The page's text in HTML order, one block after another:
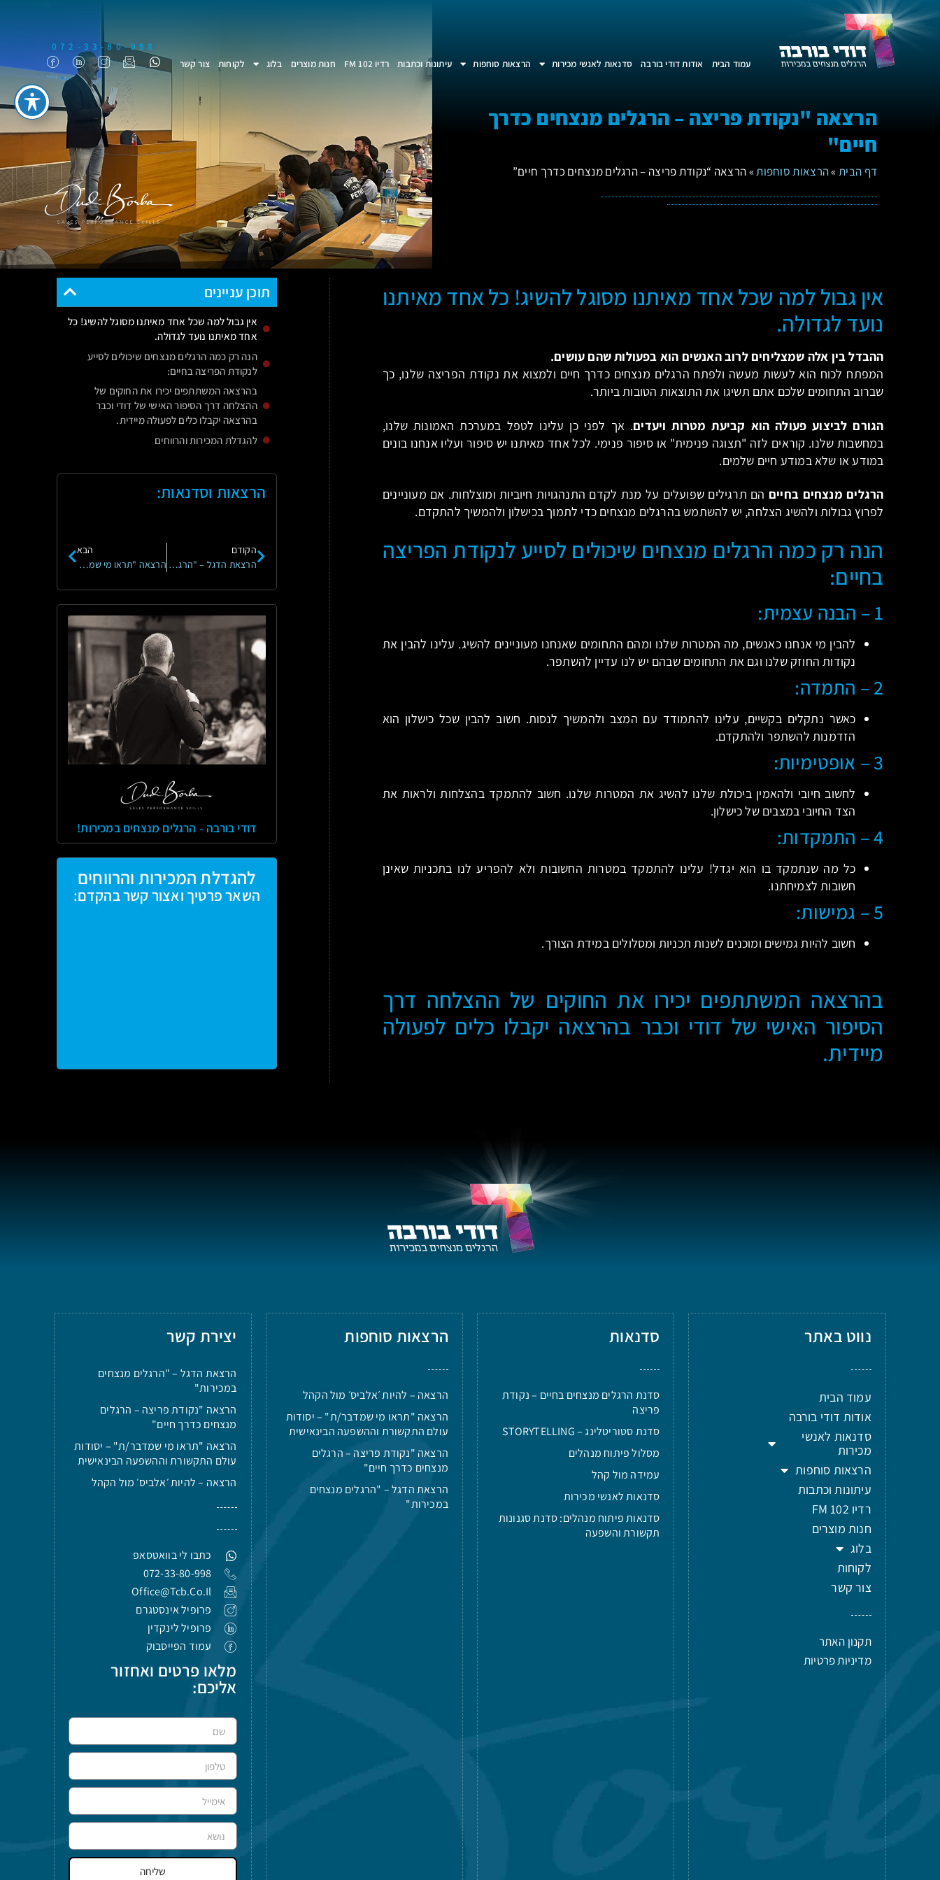
עמוד הבית אודות דודי בורבה סדנאות לאנשי מכירות הרצאות סוחפות עיתונות וכתבות רדיו 102 FM חנות מוצרים בלוג לקוחות צור קשר
072-33-80-998
הרצאה "נקודת פריצה – הרגלים מנצחים כדרך
חיים"
דף הבית»הרצאות סוחפות»הרצאה “נקודת פריצה – הרגלים מנצחים כדרך חיים”
אין גבול למה שכל אחד מאיתנו מסוגל להשיג! כל אחד מאיתנו
נועד לגדולה.
ההבדל בין אלה שמצליחים לרוב האנשים הוא בפעולות שהם עושים.
המפתח לכוח הוא לעשות מעשה ולפתח הרגלים מנצחים כדרך חיים ולמצוא את נקודת הפריצה שלנו, כך
שברוב התחומים שלכם אתם תשיגו את התוצאות הטובות ביותר.
הגורם לביצוע פעולה הוא קביעת מטרות ויעדים. אך לפני כן עלינו לטפל במערכת האמונות שלנו,
במחשבות שלנו. קוראים לזה "תצוגה פנימית" או סיפור פנימי. לכל אחד מאיתנו יש סיפור ועליו אנחנו בונים
במודע או שלא במודע חיים שלמים.
הרגלים מנצחים בחיים הם תרגילים שפועלים על מנת לקדם התנהגויות חיוביות ומוצלחות. אם מעוניינים
לפרוץ גבולות ולהשיג הצלחה, יש להשתמש בהרגלים מנצחים כדי לתמוך בכישלון ולהמשיך להתקדם.
הנה רק כמה הרגלים מנצחים שיכולים לסייע לנקודת הפריצה
בחיים:
1 – הבנה עצמית:
להבין מי אנחנו כאנשים, מה המטרות שלנו ומהם התחומים שאנחנו מעוניינים להשיג. עלינו להבין את
נקודות החוזק שלנו וגם את התחומים שבהם יש לנו עדיין להשתפר.
2 – התמדה:
כאשר נתקלים בקשיים, עלינו להתמודד עם המצב ולהמשיך לנסות. חשוב להבין שכל כישלון הוא
הזדמנות להשתפר ולהתקדם.
3 – אופטימיות:
לחשוב חיובי ולהאמין ביכולת שלנו להשיג את המטרות שלנו. חשוב להתמקד בהצלחות ולראות את
הצד החיובי במצבים של כישלון.
4 – התמקדות:
כל מה שנתמקד בו הוא יגדל! עלינו להתמקד במטרות החשובות ולא להפריע לנו בתכניות שאינן
חשובות לצמיחתנו.
5 – גמישות:
חשוב להיות גמישים ומוכנים לשנות תכניות ומסלולים במידת הצורך.
בהרצאה המשתתפים יכירו את החוקים של ההצלחה דרך
הסיפור האישי של דודי וכבר בהרצאה יקבלו כלים לפעולה
מיידית.
תוכן עניינים
אין גבול למה שכל אחד מאיתנו מסוגל להשיג! כל
אחד מאיתנו נועד לגדולה.
הנה רק כמה הרגלים מנצחים שיכולים לסייע
לנקודת הפריצה בחיים:
בהרצאה המשתתפים יכירו את החוקים של
ההצלחה דרך הסיפור האישי של דודי וכבר
בהרצאה יקבלו כלים לפעולה מיידית.
להגדלת המכירות והרווחים
הרצאות וסדנאות:
הקודם
הרצאת הדגל – "הרגלים מנצחים במכירות"
הבא
הרצאה "תראו מי שמדבר/ת" – יסודות עולם התקשורת וההשפעה הבינאישית
דודי בורבה - הרגלים מנצחים במכירות!
להגדלת המכירות והרווחים
השאר פרטיך ואצור קשר בהקדם:
נווט באתר
עמוד הבית
אודות דודי בורבה
סדנאות לאנשי
מכירות
הרצאות סוחפות
עיתונות וכתבות
רדיו 102 FM
חנות מוצרים
בלוג
לקוחות
צור קשר
תקנון האתר
מדיניות פרטיות
סדנאות
סדנת הרגלים מנצחים בחיים – נקודת
פריצה
סדנת סטוריטלינג – STORYTELLING
מסלול פיתוח מנהלים
עמידה מול קהל
סדנאות לאנשי מכירות
סדנאות פיתוח מנהלים: סדנת סגנונות
תקשורת והשפעה
הרצאות סוחפות
הרצאה – להיות ׳אלביס׳ מול הקהל
הרצאה "תראו מי שמדבר/ת" – יסודות
עולם התקשורת וההשפעה הבינאישית
הרצאה "נקודת פריצה – הרגלים
מנצחים כדרך חיים"
הרצאת הדגל – "הרגלים מנצחים
במכירות"
יצירת קשר
הרצאת הדגל – "הרגלים מנצחים
במכירות"
הרצאה "נקודת פריצה – הרגלים
מנצחים כדרך חיים"
הרצאה "תראו מי שמדבר/ת" – יסודות
עולם התקשורת וההשפעה הבינאישית
הרצאה – להיות ׳אלביס׳ מול הקהל
כתבו לי בוואטסאפ
072-33-80-998
Office@tcb.co.il
פרופיל אינסטגרם
פרופיל לינקדין
עמוד הפייסבוק
מלאו פרטים ואחזור
אליכם:
שליחה